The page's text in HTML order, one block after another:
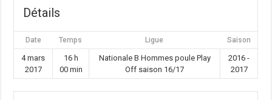
Détails
Date Temps Ligue Saison
4 mars
2017
16 h
00 min
Nationale B Hommes poule Play
Off saison 16/17
2016 -
2017